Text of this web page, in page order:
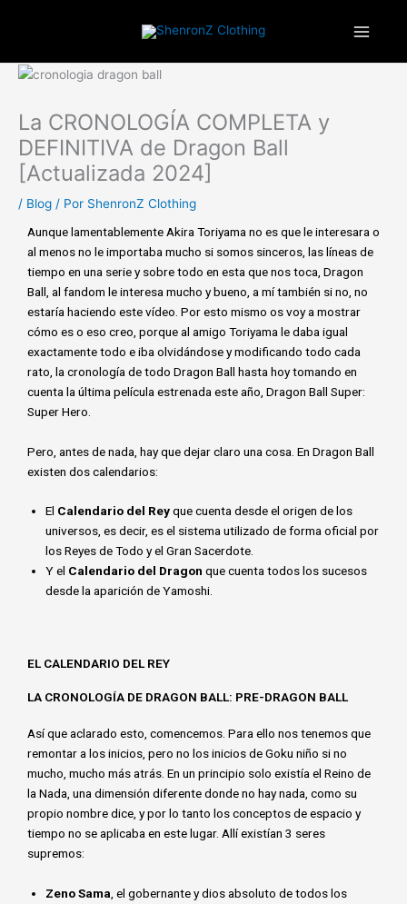
La CRONOLOGÍA COMPLETA y
DEFINITIVA de Dragon Ball
[Actualizada 2024]
/ Blog / Por ShenronZ Clothing
Aunque lamentablemente Akira Toriyama no es que le interesara o
al menos no le importaba mucho si somos sinceros, las líneas de
tiempo en una serie y sobre todo en esta que nos toca, Dragon
Ball, al fandom le interesa mucho y bueno, a mí también si no, no
estaría haciendo este vídeo. Por esto mismo os voy a mostrar
cómo es o eso creo, porque al amigo Toriyama le daba igual
exactamente todo e iba olvidándose y modificando todo cada
rato, la cronología de todo Dragon Ball hasta hoy tomando en
cuenta la última película estrenada este año, Dragon Ball Super:
Super Hero.
Pero, antes de nada, hay que dejar claro una cosa. En Dragon Ball
existen dos calendarios:
El Calendario del Reyque cuenta desde el origen de los
universos, es decir, es el sistema utilizado de forma oficial por
los Reyes de Todo y el Gran Sacerdote.
Y el Calendario del Dragon que cuenta todos los sucesos
desde la aparición de Yamoshi.
EL CALENDARIO DEL REY
LA CRONOLOGÍA DE DRAGON BALL: PRE-DRAGON BALL
Así que aclarado esto, comencemos. Para ello nos tenemos que
remontar a los inicios, pero no los inicios de Goku niño si no
mucho, mucho más atrás. En un principio solo existía el Reino de
la Nada, una dimensión diferente donde no hay nada, como su
propio nombre dice, y por lo tanto los conceptos de espacio y
tiempo no se aplicaba en este lugar. Allí existían 3 seres
supremos:
Zeno Sama , el gobernante y dios absoluto de todos los
¡ENVIOS GRATIS A ESPAÑA PENINSULAR!